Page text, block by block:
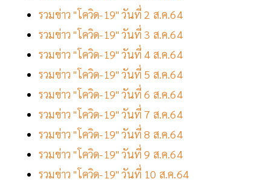
รวมข่าว "โควิด-19" วันที่ 2 ส.ค.64
รวมข่าว "โควิด-19" วันที่ 3 ส.ค.64
รวมข่าว "โควิด-19" วันที่ 4 ส.ค.64
รวมข่าว "โควิด-19" วันที่ 5 ส.ค.64
รวมข่าว "โควิด-19" วันที่ 6 ส.ค.64
รวมข่าว "โควิด-19" วันที่ 7 ส.ค.64
รวมข่าว "โควิด-19" วันที่ 8 ส.ค.64
รวมข่าว "โควิด-19" วันที่ 9 ส.ค.64
รวมข่าว "โควิด-19" วันที่ 10 ส.ค.64